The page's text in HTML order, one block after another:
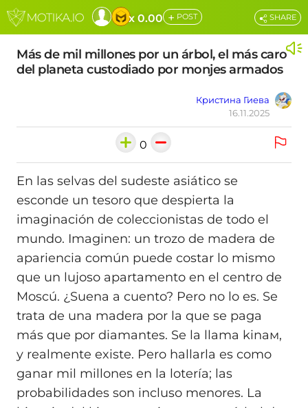
x 0.00 + POST
Más de mil millones por un árbol, el más caro
del planeta custodiado por monjes armados
Кристина Гиева
16.11.2025
SHARE
0
En las selvas del sudeste asiático se
esconde un tesoro que despierta la
imaginación de coleccionistas de todo el
mundo. Imaginen: un trozo de madera de
apariencia común puede costar lo mismo
que un lujoso apartamento en el centro de
Moscú. ¿Suena a cuento? Pero no lo es. Se
trata de una madera por la que se paga
más que por diamantes. Se la llama kinaм,
y realmente existe. Pero hallarla es como
ganar mil millones en la lotería; las
probabilidades son incluso menores. La